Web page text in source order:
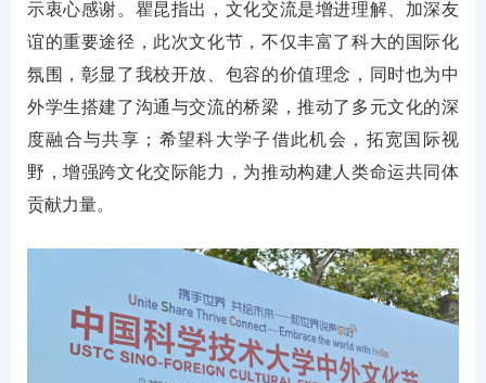
示衷心感谢。瞿昆指出，文化交流是增进理解、加深友
谊的重要途径，此次文化节，不仅丰富了科大的国际化
氛围，彰显了我校开放、包容的价值理念，同时也为中
外学生搭建了沟通与交流的桥梁，推动了多元文化的深
度融合与共享；希望科大学子借此机会，拓宽国际视
野，增强跨文化交际能力，为推动构建人类命运共同体
贡献力量。